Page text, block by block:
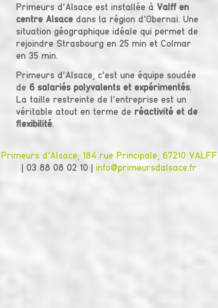
Primeurs d'Alsace est installée à Valff en
centre Alsace dans la région d’Obernai. Une
situation géographique idéale qui permet de
rejoindre Strasbourg en 25 min et Colmar
en 35 min.
Primeurs d'Alsace, c'est une équipe soudée
de 6 salariés polyvalents et expérimentés.
La taille restreinte de l'entreprise est un
véritable atout en terme de réactivité et de
flexibilité.
Primeurs d'Alsace, 184 rue Principale, 67210 VALFF
| 03 88 08 02 10 | info@primeursdalsace.fr